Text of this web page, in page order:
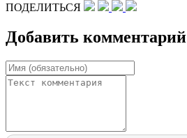
ПОДЕЛИТЬСЯ
Добавить комментарий